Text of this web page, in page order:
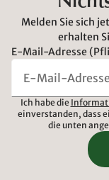
Melden Sie sich
erhalten
E-Mail-Adresse
Ich habe die
einverstanden, dass
die unten